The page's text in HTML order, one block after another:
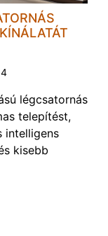
légcsatornás
telepítést,
intelligens
kisebb